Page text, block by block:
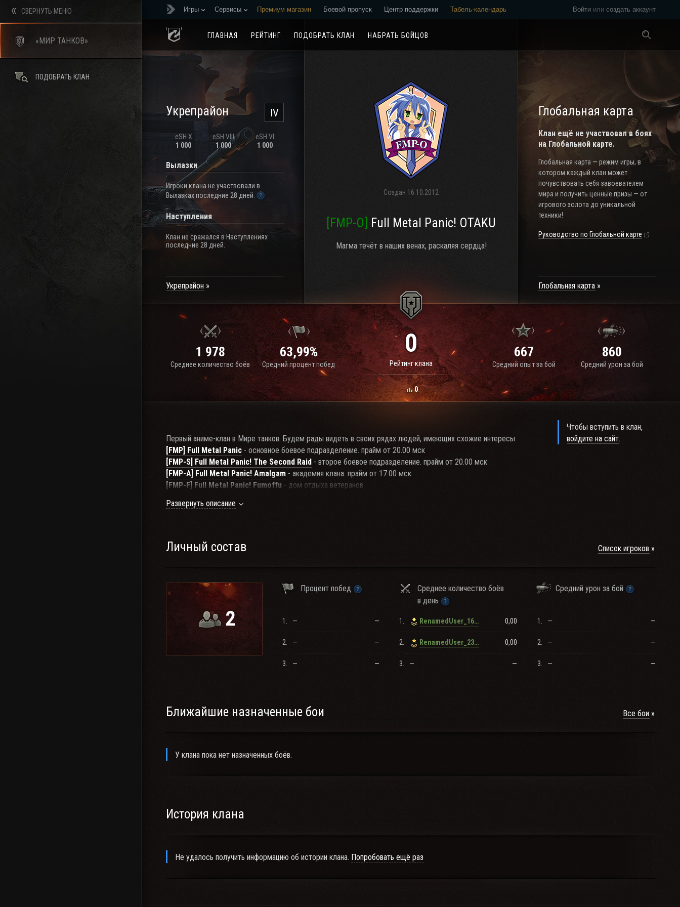
Войти или создать аккаунт
Игры Сервисы Премиум магазин Боевой пропуск Центр поддержки Табель-календарь
ГЛАВНАЯ РЕЙТИНГ ПОДОБРАТЬ КЛАН НАБРАТЬ БОЙЦОВ
IV
Укрепрайон
eSH X
1 000
eSH VIII
1 000
eSH VI
1 000
Вылазки
Игроки клана не участвовали в
Вылазках последние 28 дней.
Наступления
Клан не сражался в Наступлениях
последние 28 дней.
Укрепрайон
Создан 16.10.2012
[FMP-O] Full Metal Panic! OTAKU
Магма течёт в наших венах, раскаляя сердца!
Глобальная карта
Клан ещё не участвовал в боях
на Глобальной карте.
Глобальная карта — режим игры, в
котором каждый клан может
почувствовать себя завоевателем
мира и получить ценные призы — от
игрового золота до уникальной
техники!
Руководство по Глобальной карте
Глобальная карта
1 978
Среднее количество боёв
63,99%
Средний процент побед
0
Рейтинг клана
0
667
Средний опыт за бой
860
Средний урон за бой
Первый аниме-клан в Мире танков. Будем рады видеть в своих рядах людей, имеющих схожие интересы
[FMP] Full Metal Panic - основное боевое подразделение. прайм от 20.00 мск
[FMP-S] Full Metal Panic! The Second Raid - второе боевое подразделение. прайм от 20.00 мск
[FMP-A] Full Metal Panic! Amalgam - академия клана. прайм от 17.00 мск
[FMP-F] Full Metal Panic! Fumoffu - дом отдыха ветеранов
Заявки для вступления в клан подаются на нашем
мы ВКонтакте
Развернуть описание
Чтобы вступить в клан,
войдите на сайт.
Личный состав Список игроков
2
Процент побед
Среднее количество боёв
в день
Средний урон за бой
1. — —
2. — —
3. — —
1. RenamedUser_16015136 0,00
2. RenamedUser_23212291 0,00
3. — —
1. — —
2. — —
3. — —
Ближайшие назначенные бои Все бои
У клана пока нет назначенных боёв.
История клана
Не удалось получить информацию об истории клана. Попробовать ещё раз
СВЕРНУТЬ МЕНЮ
«МИР ТАНКОВ»
ПОДОБРАТЬ КЛАН